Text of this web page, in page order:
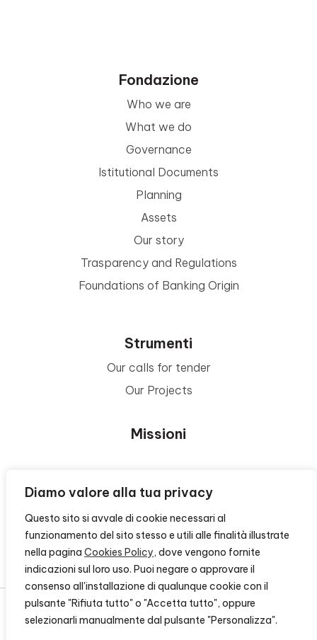
Diamo valore alla tua privacy
Questo sito si avvale di cookie necessari al
funzionamento del sito stesso e utili alle finalità illustrate
nella pagina Cookies Policy, dove vengono fornite
indicazioni sul loro uso. Puoi negare o approvare il
consenso all'installazione di qualunque cookie con il
pulsante "Rifiuta tutto" o "Accetta tutto", oppure
selezionarli manualmente dal pulsante "Personalizza".
Fondazione
Who we are
What we do
Governance
Istitutional Documents
Planning
Assets
Our story
Trasparency and Regulations
Foundations of Banking Origin
Strumenti
Our calls for tender
Our Projects
Missioni
Area Beneficiari
Privacy e Informative
Contacts
© 2026 - FONDAZIONE CR FIRENZE - CF 00524310489 -